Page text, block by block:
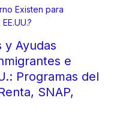
y Ayudas
e
Programas del
SNAP,